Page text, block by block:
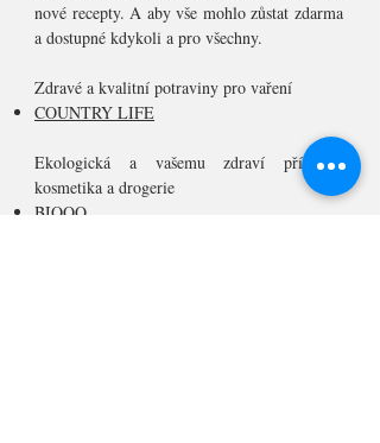
nové recepty. A aby vše mohlo zůstat zdarma
a dostupné kdykoli a pro všechny.
Zdravé a kvalitní potraviny pro vaření
COUNTRY LIFE
Ekologická a vašemu zdraví přívětivá
kosmetika a drogerie
BIOOO